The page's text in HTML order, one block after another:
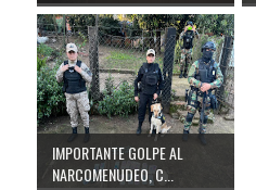
IMPORTANTE GOLPE AL
NARCOMENUDEO, C...